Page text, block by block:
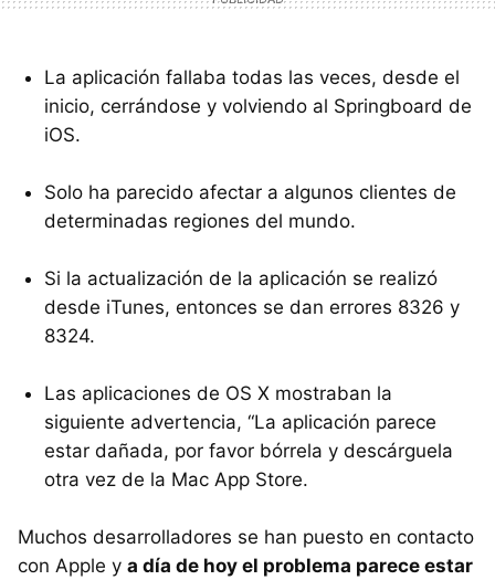
La aplicación fallaba todas las veces, desde el
inicio, cerrándose y volviendo al Springboard de
iOS.
Solo ha parecido afectar a algunos clientes de
determinadas regiones del mundo.
Si la actualización de la aplicación se realizó
desde iTunes, entonces se dan errores 8326 y
8324.
Las aplicaciones de OS X mostraban la
siguiente advertencia, “La aplicación parece
estar dañada, por favor bórrela y descárguela
otra vez de la Mac App Store.
Muchos desarrolladores se han puesto en contacto
con Apple y a día de hoy el problema parece estar